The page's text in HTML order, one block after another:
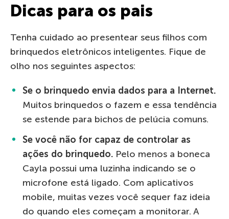
Dicas para os pais
Tenha cuidado ao presentear seus filhos com
brinquedos eletrônicos inteligentes. Fique de
olho nos seguintes aspectos:
Se o brinquedo envia dados para a Internet.
Muitos brinquedos o fazem e essa tendência
se estende para bichos de pelúcia comuns.
Se você não for capaz de controlar as
ações do brinquedo. Pelo menos a boneca
Cayla possui uma luzinha indicando se o
microfone está ligado. Com aplicativos
mobile, muitas vezes você sequer faz ideia
do quando eles começam a monitorar. A